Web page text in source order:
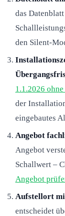
das
den Silent-
1.1.2026
der
eingebautes
Angebot
Angebot
Schallwert –
Angebot
Aufstellort
entscheidet